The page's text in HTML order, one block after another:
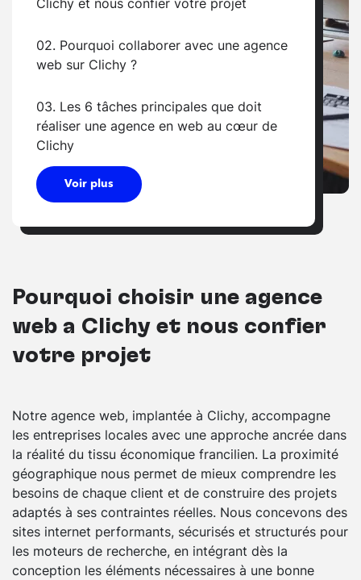
02. Pourquoi collaborer avec une agence
web sur Clichy ?
03. Les 6 tâches principales que doit
réaliser une agence en web au cœur de
Clichy
Voir plus
Pourquoi choisir une agence
web à Clichy et nous confier
votre projet
Notre agence web, implantée à Clichy, accompagne
les entreprises locales avec une approche ancrée dans
la réalité du tissu économique francilien. La proximité
géographique nous permet de mieux comprendre les
besoins de chaque client et de construire des projets
adaptés à ses contraintes réelles. Nous concevons des
sites internet performants, sécurisés et structurés pour
les moteurs de recherche, en intégrant dès la
conception les éléments nécessaires à une bonne